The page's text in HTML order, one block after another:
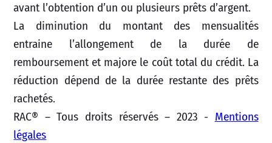
avant l’obtention d’un ou plusieurs prêts d’argent.
La diminution du montant des mensualités
entraine l’allongement de la durée de
remboursement et majore le coût total du crédit. La
réduction dépend de la durée restante des prêts
rachetés.
RAC® – Tous droits réservés – 2023 - Mentions
légales